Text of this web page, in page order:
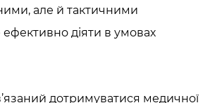
але й тактичними
діяти в умовах
дотримуватися медичної